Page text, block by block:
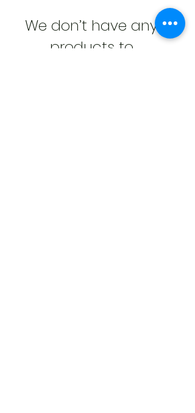
We don’t have any
products to